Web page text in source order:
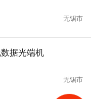
无锡市
据光端机
无锡市